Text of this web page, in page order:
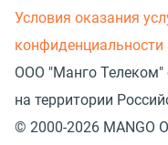
Условия оказания
конфиденциальности
ООО "Манго Телеком"
на территории
© 2000-2026 MANGO